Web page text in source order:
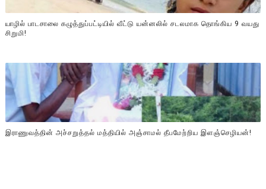
யாழில் பாடசாலை கழுத்துப்பட்டியில் வீட்டு யன்னலில் சடலமாக தொங்கிய 9 வயது
சிறுமி!
இராணுவத்தின் அச்சறுத்தல் மத்தியில் அஞ்சாமல் தீபமேற்றிய இளஞ்செழியன்!